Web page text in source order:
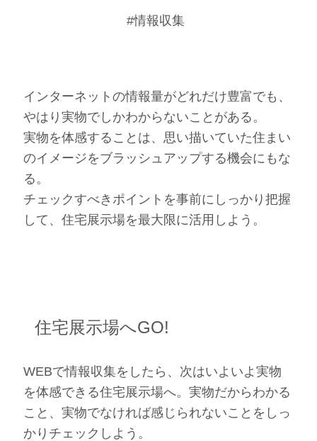
#情報収集
インターネットの情報量がどれだけ豊富でも、
やはり実物でしかわからないことがある。
実物を体感することは、思い描いていた住まい
のイメージをブラッシュアップする機会にもな
る。
チェックすべきポイントを事前にしっかり把握
して、住宅展示場を最大限に活用しよう。
住宅展示場へGO!
WEBで情報収集をしたら、次はいよいよ実物
を体感できる住宅展示場へ。実物だからわかる
こと、実物でなければ感じられないことをしっ
かりチェックしよう。